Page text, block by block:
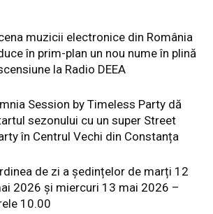
muzicii electronice din România
în prim-plan un nou nume în plină
la Radio DEEA
Session by Timeless Party dă
sezonului cu un super Street
în Centrul Vechi din Constanța
de zi a ședințelor de marți 12
2026 și miercuri 13 mai 2026 –
10.00